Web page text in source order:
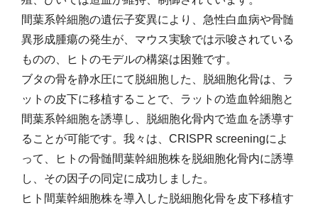
間葉系幹細胞の遺伝子変異により、急性白血病や骨髄
異形成腫瘍の発生が、マウス実験では示唆されている
ものの、ヒトのモデルの構築は困難です。
ブタの骨を静水圧にて脱細胞した、脱細胞化骨は、ラ
ットの皮下に移植することで、ラットの造血幹細胞と
間葉系幹細胞を誘導し、脱細胞化骨内で造血を誘導す
ることが可能です。我々は、CRISPR screeningによ
って、ヒトの骨髄間葉幹細胞株を脱細胞化骨内に誘導
し、その因子の同定に成功しました。
ヒト間葉幹細胞株を導入した脱細胞化骨を皮下移植す